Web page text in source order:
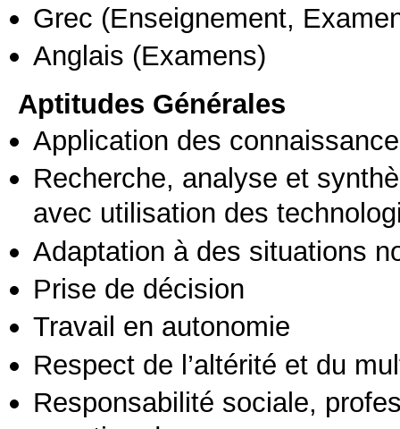
Grec (Enseignement,
Anglais (Examens)
Aptitudes Générales
Application des
Recherche, analyse et
avec utilisation des
Adaptation à des situations
Prise de décision
Travail en autonomie
Respect de l’altérité et du
Responsabilité sociale,